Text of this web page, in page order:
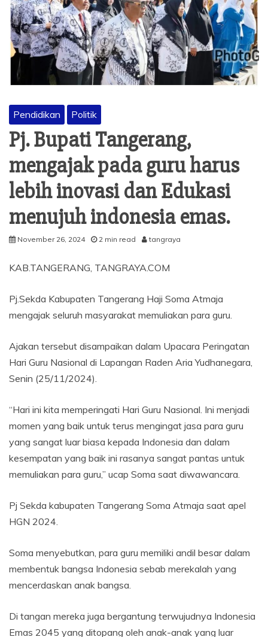
Pendidikan Politik
Pj. Bupati Tangerang,
mengajak pada guru harus
lebih inovasi dan Edukasi
menujuh indonesia emas.
November 26, 2024 2 min read tangraya
KAB.TANGERANG, TANGRAYA.COM
Pj.Sekda Kabupaten Tangerang Haji Soma Atmaja
mengajak seluruh masyarakat memuliakan para guru.
Ajakan tersebut disampaikan dalam Upacara Peringatan
Hari Guru Nasional di Lapangan Raden Aria Yudhanegara,
Senin (25/11/2024).
“Hari ini kita memperingati Hari Guru Nasional. Ini menjadi
momen yang baik untuk terus mengingat jasa para guru
yang sangat luar biasa kepada Indonesia dan dalam
kesempatan yang baik ini rasanya sangat pantas untuk
memuliakan para guru,” ucap Soma saat diwawancara.
Pj Sekda kabupaten Tangerang Soma Atmaja saat apel
HGN 2024.
Soma menyebutkan, para guru memiliki andil besar dalam
membentuk bangsa Indonesia sebab merekalah yang
mencerdaskan anak bangsa.
Di tangan mereka juga bergantung terwujudnya Indonesia
Emas 2045 yang ditopang oleh anak-anak yang luar